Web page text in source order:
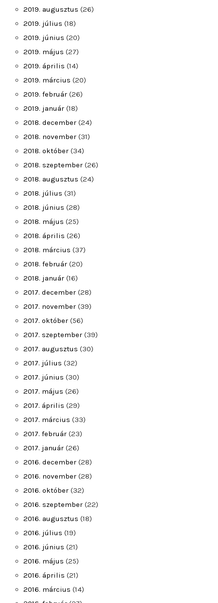
2019. augusztus (26)
2019. július (18)
2019. június (20)
2019. május (27)
2019. április (14)
2019. március (20)
2019. február (26)
2019. január (18)
2018. december (24)
2018. november (31)
2018. október (34)
2018. szeptember (26)
2018. augusztus (24)
2018. július (31)
2018. június (28)
2018. május (25)
2018. április (26)
2018. március (37)
2018. február (20)
2018. január (16)
2017. december (28)
2017. november (39)
2017. október (56)
2017. szeptember (39)
2017. augusztus (30)
2017. július (32)
2017. június (30)
2017. május (26)
2017. április (29)
2017. március (33)
2017. február (23)
2017. január (26)
2016. december (28)
2016. november (28)
2016. október (32)
2016. szeptember (22)
2016. augusztus (18)
2016. július (19)
2016. június (21)
2016. május (25)
2016. április (21)
2016. március (14)